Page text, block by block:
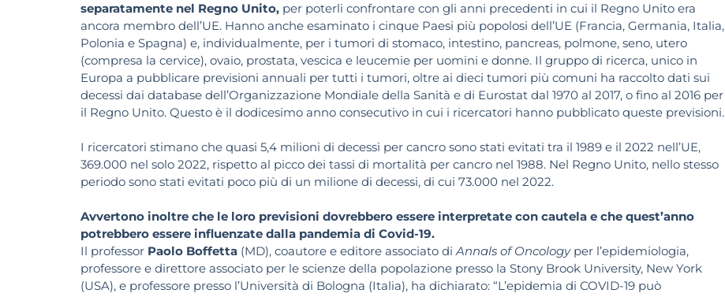
separatamente nel Regno Unito, per poterli confrontare con gli anni precedenti in cui il Regno Unito era
ancora membro dell’UE. Hanno anche esaminato i cinque Paesi più popolosi dell’UE (Francia, Germania, Italia,
Polonia e Spagna) e, individualmente, per i tumori di stomaco, intestino, pancreas, polmone, seno, utero
(compresa la cervice), ovaio, prostata, vescica e leucemie per uomini e donne. Il gruppo di ricerca, unico in
Europa a pubblicare previsioni annuali per tutti i tumori, oltre ai dieci tumori più comuni ha raccolto dati sui
decessi dai database dell’Organizzazione Mondiale della Sanità e di Eurostat dal 1970 al 2017, o fino al 2016 per
il Regno Unito. Questo è il dodicesimo anno consecutivo in cui i ricercatori hanno pubblicato queste previsioni.
I ricercatori stimano che quasi 5,4 milioni di decessi per cancro sono stati evitati tra il 1989 e il 2022 nell’UE,
369.000 nel solo 2022, rispetto al picco dei tassi di mortalità per cancro nel 1988. Nel Regno Unito, nello stesso
periodo sono stati evitati poco più di un milione di decessi, di cui 73.000 nel 2022.
Avvertono inoltre che le loro previsioni dovrebbero essere interpretate con cautela e che quest’anno
potrebbero essere influenzate dalla pandemia di Covid-19.
Il professor Paolo Boffetta (MD), coautore e editore associato diAnnals of Oncology per l’epidemiologia,
professore e direttore associato per le scienze della popolazione presso la Stony Brook University, New York
(USA), e professore presso l’Università di Bologna (Italia), ha dichiarato: “L’epidemia di COVID-19 può